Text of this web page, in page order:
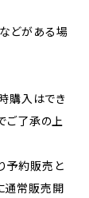
どがある場
購入はでき
ご了承の上
予約販売と
通常販売開